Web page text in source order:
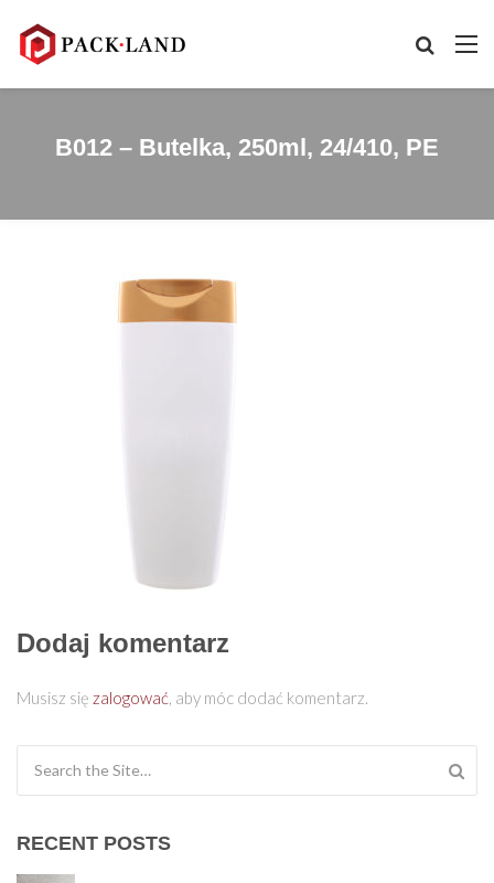
B012 – Butelka, 250ml, 24/410, PE
Dodaj komentarz
Musisz się zalogować, aby móc dodać komentarz.
RECENT POSTS